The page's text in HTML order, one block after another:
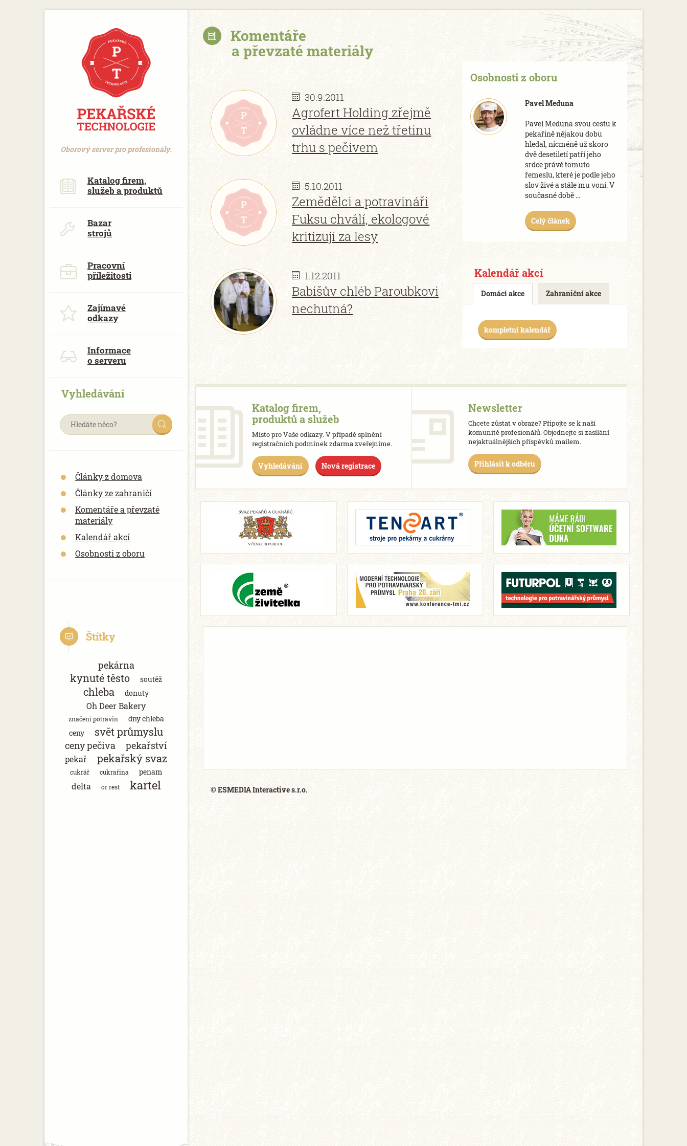
https://www.traditionrolex.com/18
Oborový server pro profesionály.
Katalog firem,
služeb a produktů
Bazar
strojů
Pracovní
příležitosti
Zajímavé
odkazy
Informace
o serveru
Vyhledávání
Články z domova
Články ze zahraničí
Komentáře a převzaté
materiály
Kalendář akcí
Osobnosti z oboru
Štítky
pekárna
kynuté těsto soutěž
chleba donuty
Oh Deer Bakery
značení potravin
dny chleba
ceny
svět průmyslu
ceny pečiva pekařství
pekař pekařský svaz
cukrář cukrařina penam
delta or rest kartel
Komentáře
a převzaté materiály
30.9.2011
Agrofert Holding zřejmě
ovládne více než třetinu
trhu s pečivem
5.10.2011
Zemědělci a potravináři
Fuksu chválí, ekologové
kritizují za lesy
1.12.2011
Babišův chléb Paroubkovi
nechutná?
Osobnosti z oboru
Pavel Meduna
Pavel Meduna svou cestu k
pekařině nějakou dobu
hledal, nicméně už skoro
dvě desetiletí patří jeho
srdce právě tomuto
řemeslu, které je podle jeho
slov živé a stále mu voní. V
současné době ...
Celý článek
Kalendář akcí
Domácí akce Zahraniční akce
kompletní kalendář
Katalog firem,
produktů a služeb
Místo pro Vaše odkazy. V případě splnění
registračních podmínek zdarma zveřejníme.
Vyhledávání Nová registrace
Newsletter
Chcete zůstat v obraze? Připojte se k naší
komunitě profesionálů. Objednejte si zasílání
nejaktuálnějších příspěvků mailem.
Přihlásit k odběru
© ESMEDIA Interactive s.r.o.